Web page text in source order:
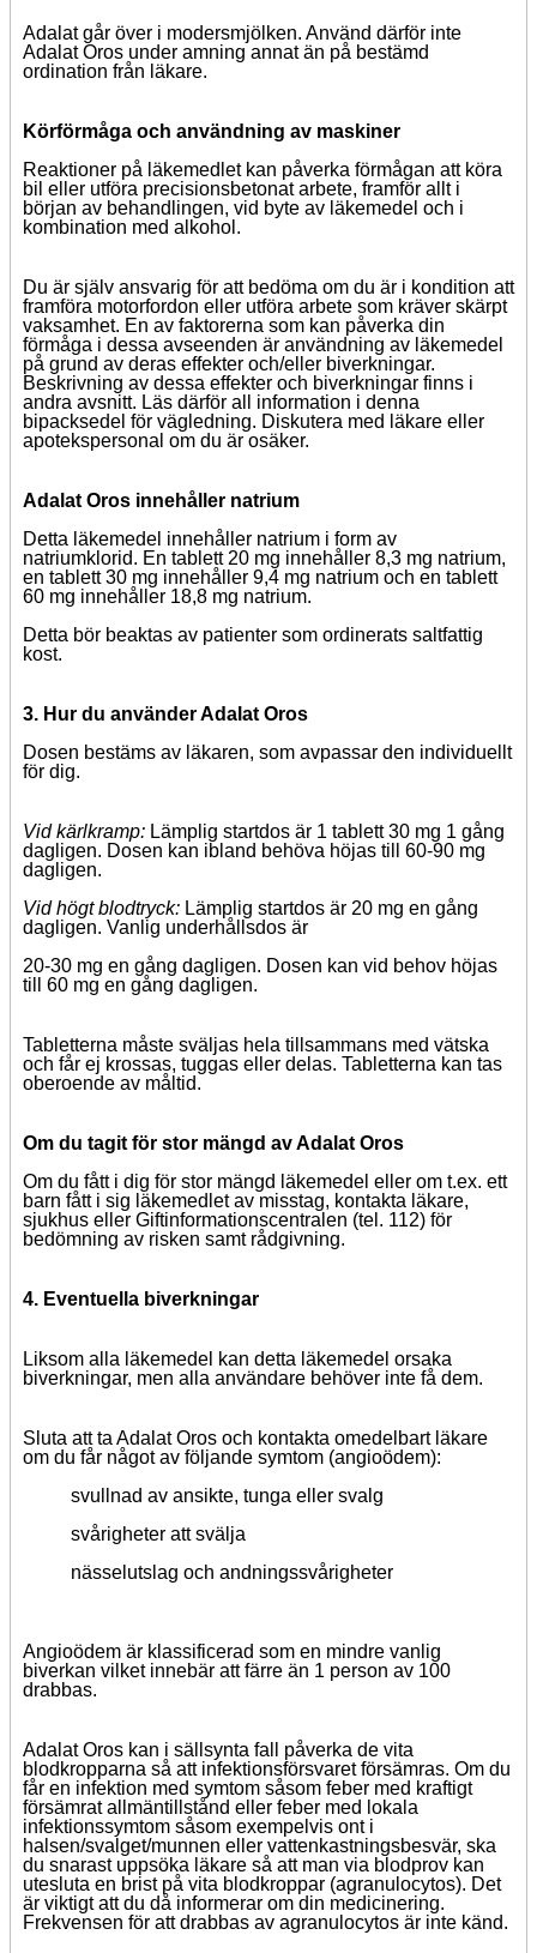
Adalat går över i modersmjölken. Använd därför inte
Adalat Oros under amning annat än på bestämd
ordination från läkare.
Körförmåga och användning av maskiner
Reaktioner på läkemedlet kan påverka förmågan att köra
bil eller utföra precisionsbetonat arbete, framför allt i
början av behandlingen, vid byte av läkemedel och i
kombination med alkohol.
Du är själv ansvarig för att bedöma om du är i kondition att
framföra motorfordon eller utföra arbete som kräver skärpt
vaksamhet. En av faktorerna som kan påverka din
förmåga i dessa avseenden är användning av läkemedel
på grund av deras effekter och/eller biverkningar.
Beskrivning av dessa effekter och biverkningar finns i
andra avsnitt. Läs därför all information i denna
bipacksedel för vägledning. Diskutera med läkare eller
apotekspersonal om du är osäker.
Adalat Oros innehåller natrium
Detta läkemedel innehåller natrium i form av
natriumklorid. En tablett 20 mg innehåller 8,3 mg natrium,
en tablett 30 mg innehåller 9,4 mg natrium och en tablett
60 mg innehåller 18,8 mg natrium.
Detta bör beaktas av patienter som ordinerats saltfattig
kost.
3. Hur du använder Adalat Oros
Dosen bestäms av läkaren, som avpassar den individuellt
för dig.
Vid kärlkramp: Lämplig startdos är 1 tablett 30 mg 1 gång
dagligen. Dosen kan ibland behöva höjas till 60-90 mg
dagligen.
Vid högt blodtryck: Lämplig startdos är 20 mg en gång
dagligen. Vanlig underhållsdos är
20-30 mg en gång dagligen. Dosen kan vid behov höjas
till 60 mg en gång dagligen.
Tabletterna måste sväljas hela tillsammans med vätska
och får ej krossas, tuggas eller delas. Tabletterna kan tas
oberoende av måltid.
Om du tagit för stor mängd av Adalat Oros
Om du fått i dig för stor mängd läkemedel eller om t.ex. ett
barn fått i sig läkemedlet av misstag, kontakta läkare,
sjukhus eller Giftinformationscentralen (tel. 112) för
bedömning av risken samt rådgivning.
4. Eventuella biverkningar
Liksom alla läkemedel kan detta läkemedel orsaka
biverkningar, men alla användare behöver inte få dem.
Sluta att ta Adalat Oros och kontakta omedelbart läkare
om du får något av följande symtom (angioödem):
svullnad av ansikte, tunga eller svalg
svårigheter att svälja
nässelutslag och andningssvårigheter
Angioödem är klassificerad som en mindre vanlig
biverkan vilket innebär att färre än 1 person av 100
drabbas.
Adalat Oros kan i sällsynta fall påverka de vita
blodkropparna så att infektionsförsvaret försämras. Om du
får en infektion med symtom såsom feber med kraftigt
försämrat allmäntillstånd eller feber med lokala
infektionssymtom såsom exempelvis ont i
halsen/svalget/munnen eller vattenkastningsbesvär, ska
du snarast uppsöka läkare så att man via blodprov kan
utesluta en brist på vita blodkroppar (agranulocytos). Det
är viktigt att du då informerar om din medicinering.
Frekvensen för att drabbas av agranulocytos är inte känd.